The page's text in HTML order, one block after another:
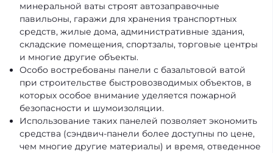
минеральной ваты строят автозаправочные
павильоны, гаражи для хранения транспортных
средств, жилые дома, административные здания,
складские помещения, спортзалы, торговые центры
и многие другие объекты.
Особо востребованы панели с базальтовой ватой
при строительстве быстровозводимых объектов, в
которых особое внимание уделяется пожарной
безопасности и шумоизоляции.
Использование таких панелей позволяет экономить
средства (сэндвич-панели более доступны по цене,
чем многие другие материалы) и время, отведенное